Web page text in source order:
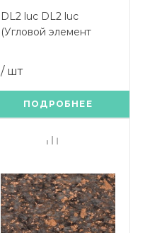
DL2 luc DL2 luc
(Угловой элемент
/ шт
ПОДРОБНЕЕ